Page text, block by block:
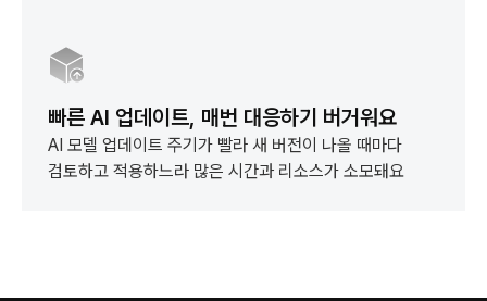
빠른 AI 업데이트, 매번 대응하기 버거워요
AI 모델 업데이트 주기가 빨라 새 버전이 나올 때마다
검토하고 적용하느라 많은 시간과 리소스가 소모돼요